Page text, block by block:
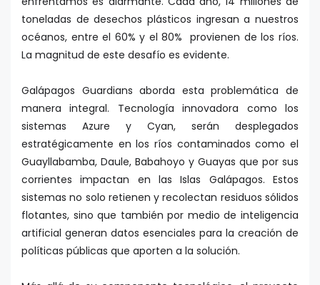
toneladas de desechos plásticos ingresan a nuestros
océanos, entre el 60% y el 80% provienen de los ríos.
La magnitud de este desafío es evidente.
Galápagos Guardians aborda esta problemática de
manera integral. Tecnología innovadora como los
sistemas Azure y Cyan, serán desplegados
estratégicamente en los ríos contaminados como el
Guayllabamba, Daule, Babahoyo y Guayas que por sus
corrientes impactan en las Islas Galápagos. Estos
sistemas no solo retienen y recolectan residuos sólidos
flotantes, sino que también por medio de inteligencia
artificial generan datos esenciales para la creación de
políticas públicas que aporten a la solución.